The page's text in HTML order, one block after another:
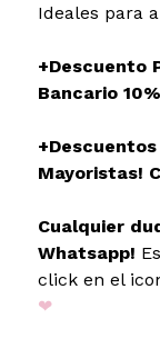
Ideales para
+Descuento
Bancario 10%
Mayoristas!
Cualquier
Whatsapp!
click en el
❤